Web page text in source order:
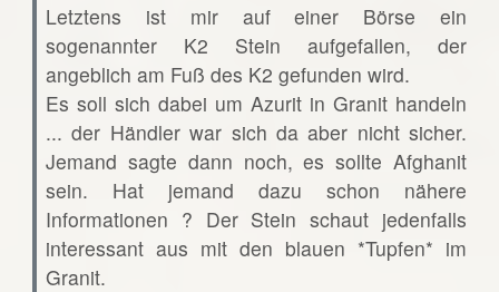
Letztens ist mir auf einer Börse ein
sogenannter K2 Stein aufgefallen, der
angeblich am Fuß des K2 gefunden wird.
Es soll sich dabei um Azurit in Granit handeln
... der Händler war sich da aber nicht sicher.
Jemand sagte dann noch, es sollte Afghanit
sein. Hat jemand dazu schon nähere
Informationen ? Der Stein schaut jedenfalls
interessant aus mit den blauen *Tupfen* im
Granit.